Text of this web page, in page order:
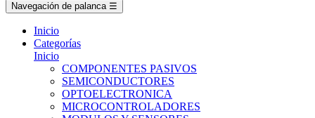
Navegación de palanca ☰
Inicio
Categorías
Inicio
COMPONENTES PASIVOS
SEMICONDUCTORES
OPTOELECTRONICA
MICROCONTROLADORES